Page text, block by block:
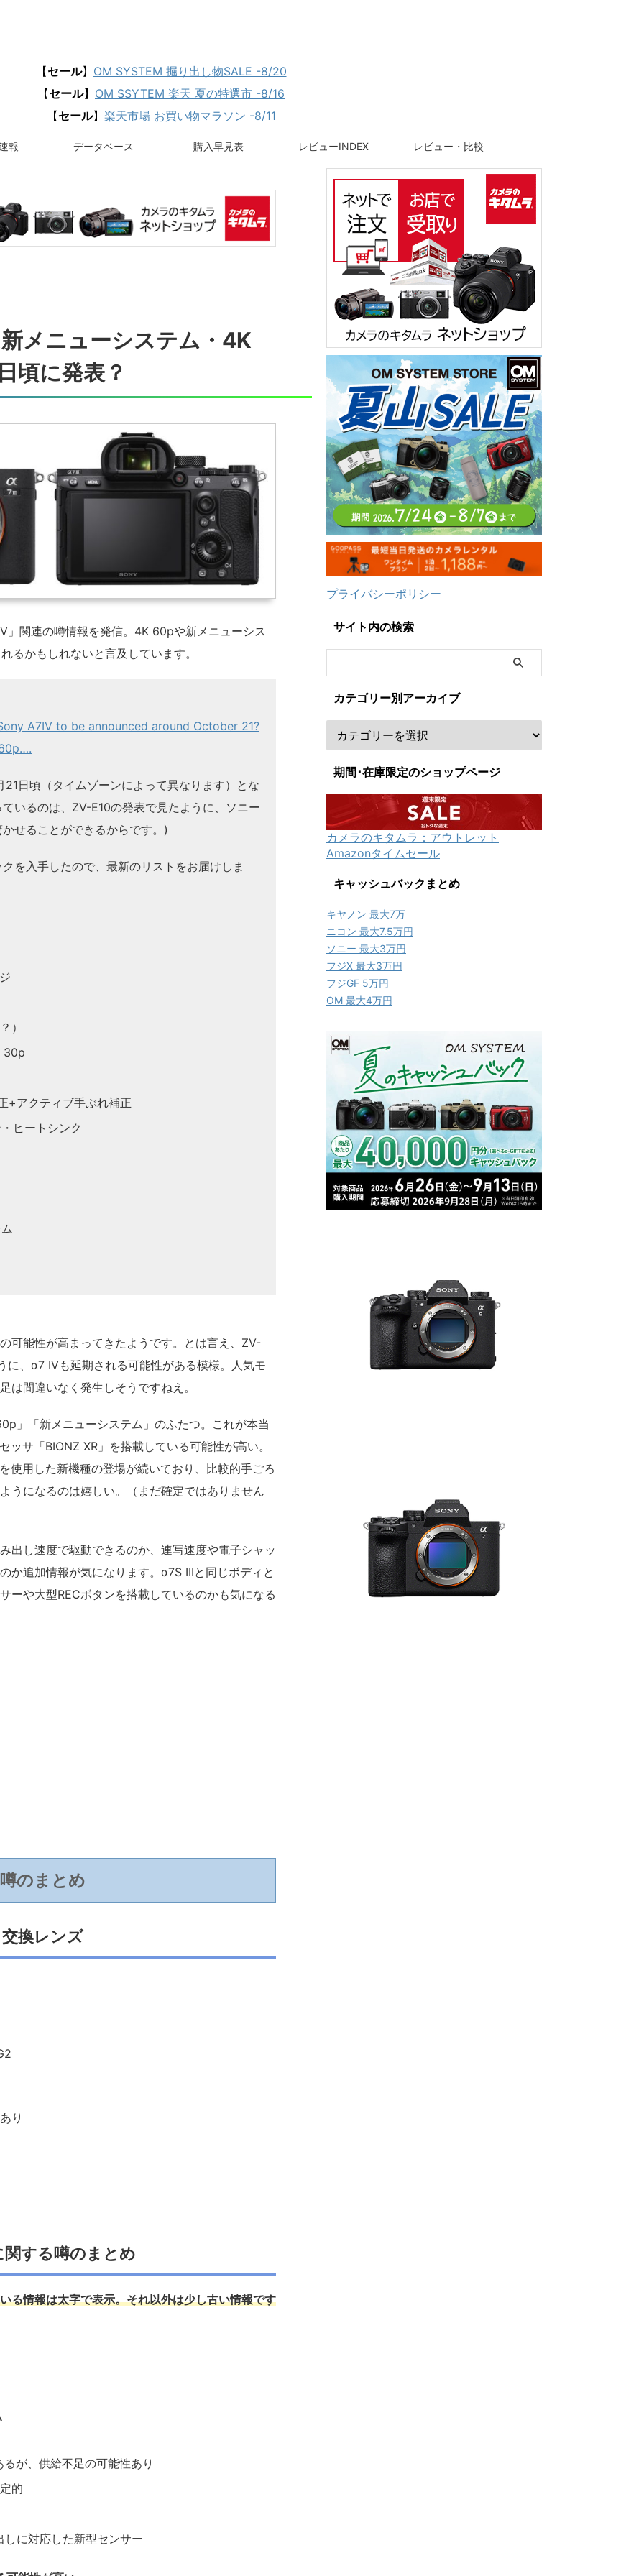
【セール】 OM SYSTEM 掘り出し物SALE -8/20
【セール】 OM SSYTEM 楽天 夏の特選市 -8/16
【セール】 楽天市場 お買い物マラソン -8/11
報 データベース 購入早見表 レビューINDEX レビュー・比較
メニューシステム・4K
頃に発表？
関連の噂情報を発信。4K 60pや新メニューシス
るかもしれないと言及しています。
A7IV to be announced around October 21?
日頃（タイムゾーンによって異なります）とな
いるのは、ZV-E10の発表で見たように、ソニー
せることができるからです。)
を入手したので、最新のリストをお届けしま
）
30p
+アクティブ手ぶれ補正
ヒートシンク
可能性が高まってきたようです。とは言え、ZV-
に、α7 IVも延期される可能性がある模様。人気モ
は間違いなく発生しそうですねえ。
」「新メニューシステム」のふたつ。これが本当
ッサ「BIONZ XR」を搭載している可能性が高い。
使用した新機種の登場が続いており、比較的手ごろ
うになるのは嬉しい。（まだ確定ではありません
出し速度で駆動できるのか、連写速度や電子シャッ
か追加情報が気になります。α7S IIIと同じボディと
ーや大型RECボタンを搭載しているのかも気になる
噂のまとめ
交換レンズ
り
する噂のまとめ
る情報は太字で表示。それ以外は少し古い情報です
が、供給不足の可能性あり
的
に対応した新型センサー
プライバシーポリシー
サイト内の検索
カテゴリー別アーカイブ
期間･在庫限定のショップページ
カメラのキタムラ：アウトレット
Amazonタイムセール
キャッシュバックまとめ
キヤノン 最大7万
ニコン 最大7.5万円
ソニー 最大3万円
フジX 最大3万円
フジGF 5万円
OM 最大4万円